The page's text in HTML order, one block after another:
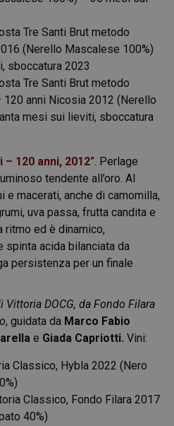
Tre Santi Brut metodo
(Nerello Mascalese 100%)
sboccatura 2023
Tre Santi Brut metodo
anni Nicosia 2012 (Nerello
mesi sui lieviti, sboccatura
120 anni, 2012”. Perlage
tendente all’oro. Al
macerati, anche di camomilla,
uva passa, frutta candita e
ritmo ed è dinamico,
spinta acida bilanciata da
persistenza per un finale
DOCG, da Fondo Filara
, guidata da Marco Fabio
e Giada Capriotti. Vini:
Classico, Hybla 2022 (Nero
Classico, Fondo Filara 2017
40%)